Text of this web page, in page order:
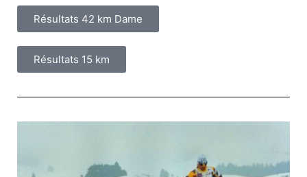
Résultats 42 km Dame
Résultats 15 km